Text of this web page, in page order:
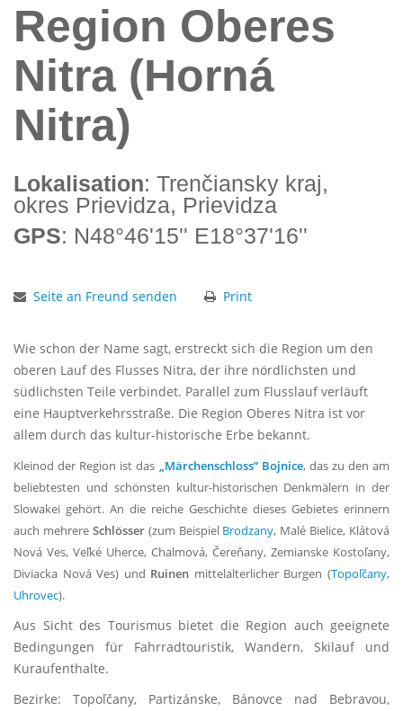
Region Oberes
Nitra (Horná
Nitra)
Lokalisation: Trenčiansky kraj,
okres Prievidza, Prievidza
GPS: N48°46'15'' E18°37'16''
Seite an Freund senden Print
Wie schon der Name sagt, erstreckt sich die Region um den
oberen Lauf des Flusses Nitra, der ihre nördlichsten und
südlichsten Teile verbindet. Parallel zum Flusslauf verläuft
eine Hauptverkehrsstraße. Die Region Oberes Nitra ist vor
allem durch das kultur-historische Erbe bekannt.
Kleinod der Region ist das „Märchenschloss” Bojnice, das zu den am
beliebtesten und schönsten kultur-historischen Denkmälern in der
Slowakei gehört. An die reiche Geschichte dieses Gebietes erinnern
auch mehrere Schlösser(zum Beispiel Brodzany, Malé Bielice, Klátová
Nová Ves, Veľké Uherce, Chalmová, Čereňany, Zemianske Kostoľany,
Diviacka Nová Ves) und Ruinen mittelalterlicher Burgen (Topoľčany,
Uhrovec).
Aus Sicht des Tourismus bietet die Region auch geeignete
Bedingungen für Fahrradtouristik, Wandern, Skilauf und
Kuraufenthalte.
Bezirke: Topoľčany, Partizánske, Bánovce nad Bebravou,